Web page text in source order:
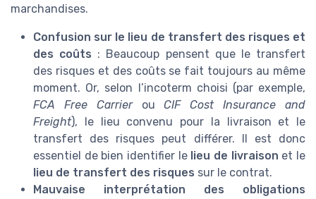
marchandises.
Confusion sur le lieu de transfert des risques et
des coûts : Beaucoup pensent que le transfert
des risques et des coûts se fait toujours au même
moment. Or, selon l’incoterm choisi (par exemple,
FCA Free CarrierouCIF Cost Insurance and
Freight), le lieu convenu pour la livraison et le
transfert des risques peut différer. Il est donc
essentiel de bien identifier le lieu de livraison et le
lieu de transfert des risques sur le contrat.
Mauvaise interprétation des obligations